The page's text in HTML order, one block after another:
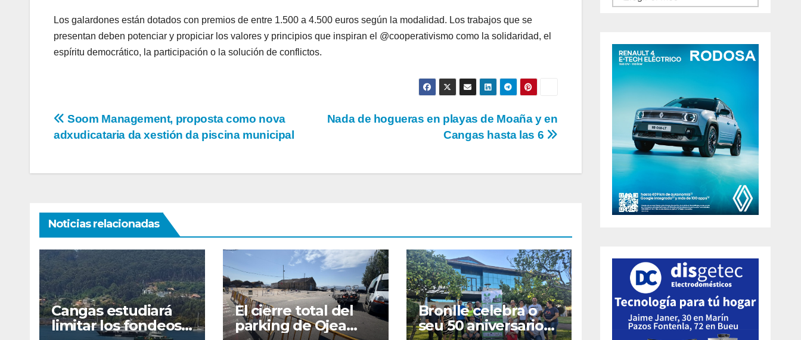
Los galardones están dotados con premios de entre 1.500 a 4.500 euros según la modalidad. Los trabajos que se
presentan deben potenciar y propiciar los valores y principios que inspiran el @cooperativismo como la solidaridad, el
espíritu democrático, la participación o la solución de conflictos.
Navegación
entradas
Nada de hogueras en playas de Moaña y en
Cangas hasta las 6
Soom Management, proposta como nova
adxudicataria da xestión da piscina municipal
Noticias relacionadas
Cangas estudiará
limitar los fondeos
El cierre total del
parking de Ojea
Bronlle celebra o
seu 50 aniversario